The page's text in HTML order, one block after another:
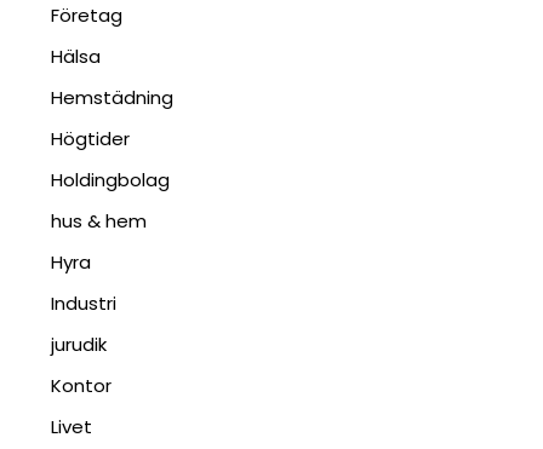
Företag
Hälsa
Hemstädning
Högtider
Holdingbolag
hus & hem
Hyra
Industri
jurudik
Kontor
Livet